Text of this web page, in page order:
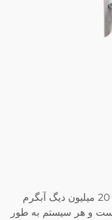
با داشتن 19 سال تجربه، شرکت سیدیت بیش از 20 میلیون دیگ آبگرم
و هر سیستم به طور